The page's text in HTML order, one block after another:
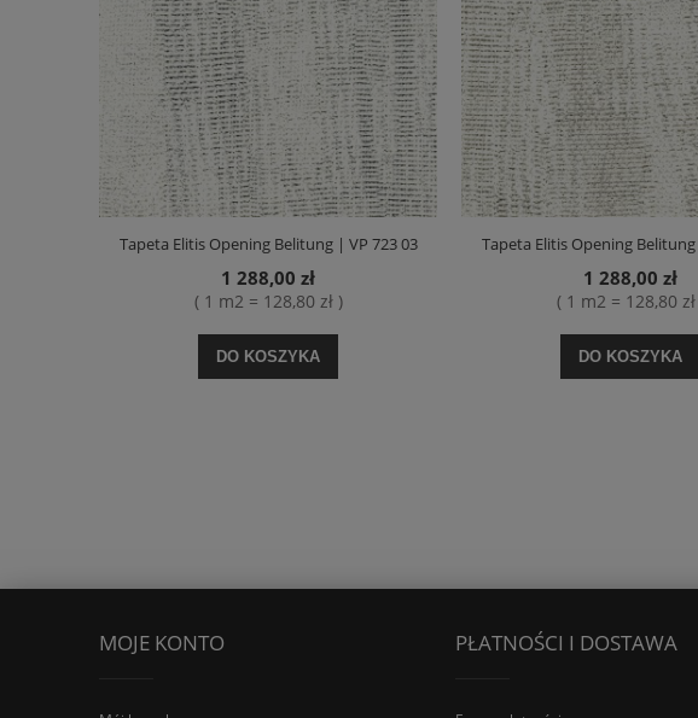
Tapeta Elitis Opening Belitung | VP 723 03
1 288,00 zł
( 1 m2 = 128,80 zł )
DO KOSZYKA
Tapeta Elitis Opening Belitung
1 288,00 zł
( 1 m2 = 128,80
DO KOSZYKA
MOJE KONTO PŁATNOŚCI I DOSTAWA